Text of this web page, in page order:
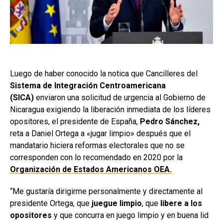
Luego de haber conocido la notica que Cancilleres del
Sistema de Integración Centroamericana
(SICA) enviaron una solicitud de urgencia al Gobierno de
Nicaragua exigiendo la liberación inmediata de los líderes
opositores, el presidente de España, Pedro Sánchez,
reta a Daniel Ortega a «jugar limpio» después que el
mandatario hiciera reformas electorales que no se
corresponden con lo recomendado en 2020 por la
Organización de Estados Americanos OEA.
“Me gustaría dirigirme personalmente y directamente al
presidente Ortega, que juegue limpio, que libere a los
opositores y que concurra en juego limpio y en buena lid